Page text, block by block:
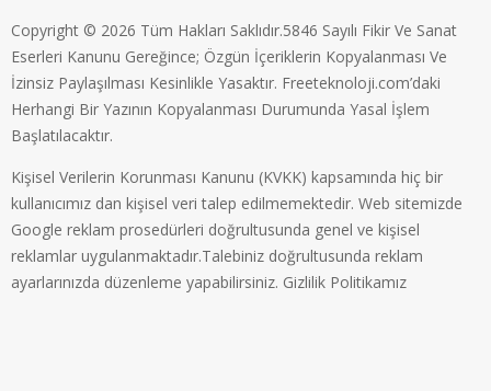
Copyright © 2026 Tüm Hakları Saklıdır.5846 Sayılı Fikir Ve Sanat
Eserleri Kanunu Gereğince; Özgün İçeriklerin Kopyalanması Ve
İzinsiz Paylaşılması Kesinlikle Yasaktır. Freeteknoloji.com’daki
Herhangi Bir Yazının Kopyalanması Durumunda Yasal İşlem
Başlatılacaktır.
Kişisel Verilerin Korunması Kanunu (KVKK) kapsamında hiç bir
kullanıcımız dan kişisel veri talep edilmemektedir. Web sitemizde
Google reklam prosedürleri doğrultusunda genel ve kişisel
reklamlar uygulanmaktadır.Talebiniz doğrultusunda reklam
ayarlarınızda düzenleme yapabilirsiniz. Gizlilik Politikamız